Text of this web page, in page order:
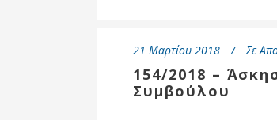
Ενότητες
21 Μαρτίου 2018 Σε
154/2018 –
Συμβούλου